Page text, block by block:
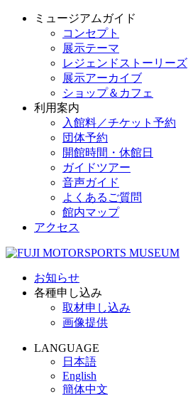
ミュージアムガイド
コンセプト
展示テーマ
レジェンドストーリーズ
展示アーカイブ
ショップ＆カフェ
利用案内
入館料／チケット予約
団体予約
開館時間・休館日
ガイドツアー
音声ガイド
よくあるご質問
館内マップ
アクセス
お知らせ
各種申し込み
取材申し込み
画像提供
LANGUAGE
日本語
English
簡体中文